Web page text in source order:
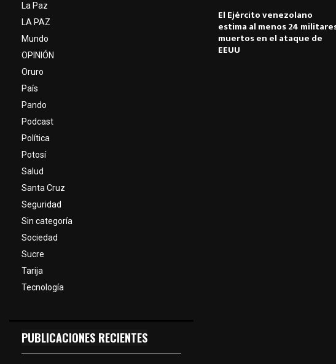
El Ejército venezolano
estima al menos 24
muertos en el ataque de
EEUU
La Paz
LA PAZ
Mundo
OPINIÓN
Oruro
País
Pando
Podcast
Política
Potosí
Salud
Santa Cruz
Seguridad
Sin categoría
Sociedad
Sucre
Tarija
Tecnología
PUBLICACIONES RECIENTES